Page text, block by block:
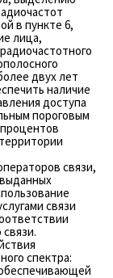
в пункте 6,
лица,
двух лет
наличие
доступа
пороговым
связи,
связи
спектра: